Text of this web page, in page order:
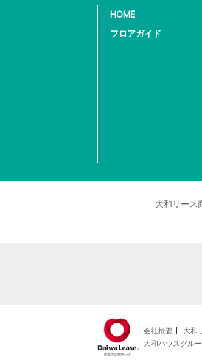
HOME
フロアガイド
大和リース
会社概要 大和
大和ハウスグル